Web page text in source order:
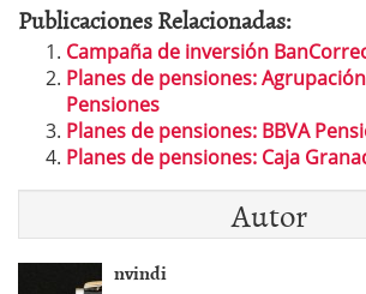
Publicaciones Relacionadas:
Campaña de inversión
Planes de pensiones:
Pensiones
Planes de pensiones: BBVA
Planes de pensiones: Caja
Autor
nvindi